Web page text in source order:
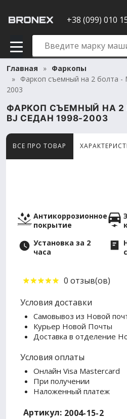
+38 (099) 010
Главная
Фаркопы
Фаркоп съемный на 2 болта -
2003
ФАРКОП СЪЕМНЫЙ НА 2
BJ СЕДАН 1998-2003
ВСЕ ПРО ТОВАРТовар просматривают
Антикоррозионное
покрытие
Установка за 2
часа
0 отзыв(ов)
Условия доставки
Самовывоз из Новой
Курьер Новой Почты
Доставка в отделение
Условия оплаты
Онлайн Visa Mastercard
При получении
Наложенный платеж
Артикул: 2004-15-2